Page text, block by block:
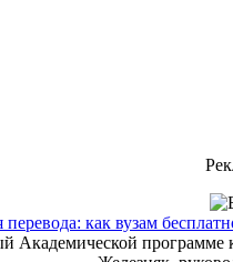
как вузам
Академической